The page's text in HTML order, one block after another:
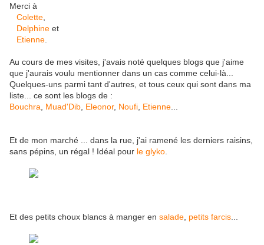
Merci à
Colette
Delphine et
Etienne
Au cours de mes visites, j'avais noté quelques blogs que j'aime
que j'aurais voulu mentionner dans un cas comme celui-là...
Quelques-uns parmi tant d'autres, et tous ceux qui sont dans ma
liste... ce sont les blogs de :
Bouchra
Muad'Dib Eleonor, Noufi Etienne
Et de mon marché ... dans la rue, j'ai ramené les derniers raisins,
sans pépins, un régal ! Idéal pour le glyko
Et des petits choux blancs à manger en salade petits farcis